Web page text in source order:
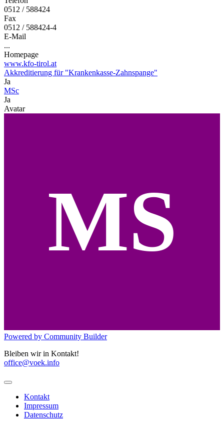
0512 / 588424
Fax
0512 / 588424-4
E-Mail
...
Homepage
www.kfo-tirol.at
Akkreditierung für "Krankenkasse-Zahnspange"
Ja
MSc
Ja
Avatar
MS
Powered by Community Builder
Bleiben wir in Kontakt!
office@voek.info
Kontakt
Impressum
Datenschutz